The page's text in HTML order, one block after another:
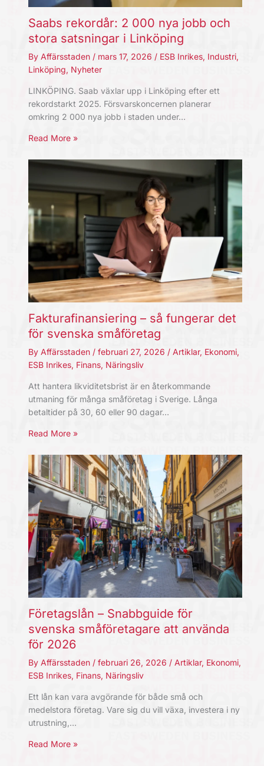
Saabs rekordår: 2 000 nya jobb och
stora satsningar i Linköping
By Affärsstaden / mars 17, 2026 / ESB Inrikes, Industri,
Linköping, Nyheter
LINKÖPING. Saab växlar upp i Linköping efter ett
rekordstarkt 2025. Försvarskoncernen planerar
omkring 2 000 nya jobb i staden under…
Read More »
Fakturafinansiering – så fungerar det
för svenska småföretag
By Affärsstaden / februari 27, 2026 / Artiklar, Ekonomi,
ESB Inrikes, Finans, Näringsliv
Att hantera likviditetsbrist är en återkommande
utmaning för många småföretag i Sverige. Långa
betaltider på 30, 60 eller 90 dagar…
Read More »
Företagslån – Snabbguide för
svenska småföretagare att använda
för 2026
By Affärsstaden / februari 26, 2026 / Artiklar, Ekonomi,
ESB Inrikes, Finans, Näringsliv
Ett lån kan vara avgörande för både små och
medelstora företag. Vare sig du vill växa, investera i ny
utrustning,…
Read More »